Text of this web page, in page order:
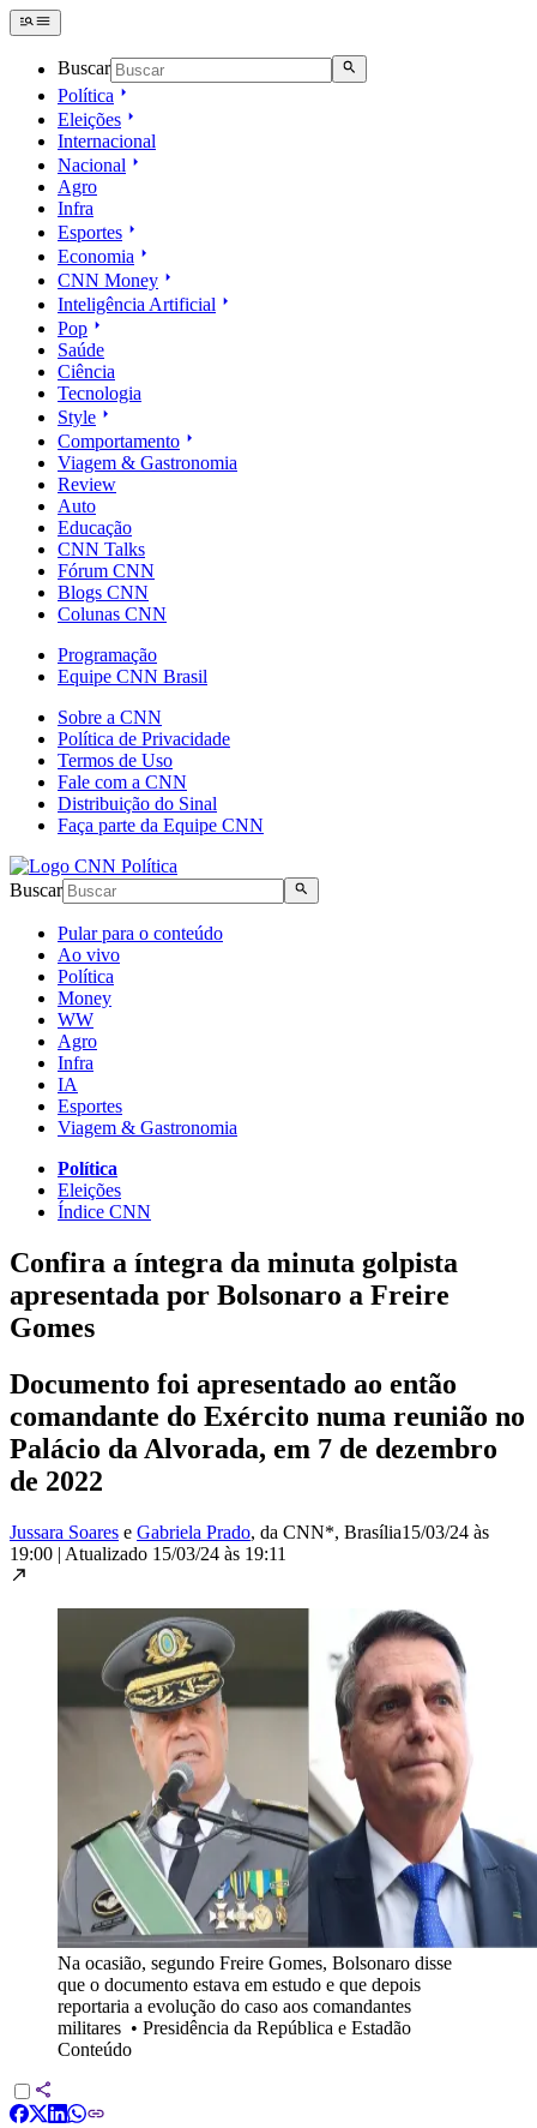
Buscar
Política
Eleições
Internacional
Nacional
Agro
Infra
Esportes
Economia
CNN Money
Inteligência Artificial
Pop
Saúde
Ciência
Tecnologia
Style
Comportamento
Viagem & Gastronomia
Review
Auto
Educação
CNN Talks
Fórum CNN
Blogs CNN
Colunas CNN
Programação
Equipe CNN Brasil
Sobre a CNN
Política de Privacidade
Termos de Uso
Fale com a CNN
Distribuição do Sinal
Faça parte da Equipe CNN
Buscar
Pular para o conteúdo
Ao vivo
Política
Money
WW
Agro
Infra
IA
Esportes
Viagem & Gastronomia
Política
Eleições
Índice CNN
Confira a íntegra da minuta golpista
apresentada por Bolsonaro a Freire
Gomes
Documento foi apresentado ao então
comandante do Exército numa reunião no
Palácio da Alvorada, em 7 de dezembro
de 2022
Jussara Soares e Gabriela Prado, da CNN*, Brasília15/03/24 às
19:00 | Atualizado 15/03/24 às 19:11
Na ocasião, segundo Freire Gomes, Bolsonaro disse
que o documento estava em estudo e que depois
reportaria a evolução do caso aos comandantes
militares • Presidência da República e Estadão
Conteúdo